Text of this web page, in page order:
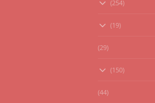
(254)
(19)
(29)
(150)
(44)